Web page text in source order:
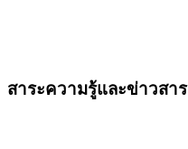
สาระความรู้และข่าวสาร